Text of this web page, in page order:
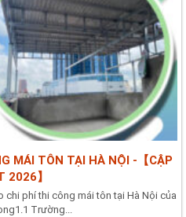
MÁI TÔN TẠI HÀ NỘI -【CẬP
2026】
chi phí thi công mái tôn tại Hà Nội của
Trường...